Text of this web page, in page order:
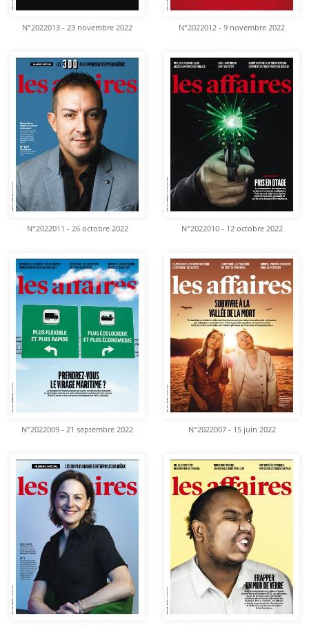
N°2022013 - 23 novembre 2022 N°2022012 - 9 novembre 2022
N°2022011 - 26 octobre 2022 N°2022010 - 12 octobre 2022
N°2022009 - 21 septembre 2022 N°2022007 - 15 juin 2022